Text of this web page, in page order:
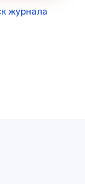
журнала